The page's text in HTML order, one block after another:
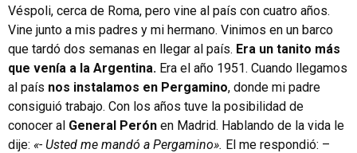
Véspoli, cerca de Roma, pero vine al país con cuatro años.
Vine junto a mis padres y mi hermano. Vinimos en un barco
que tardó dos semanas en llegar al país. Era un tanito más
que venía a la Argentina. Era el año 1951. Cuando llegamos
al país nos instalamos en Pergamino, donde mi padre
consiguió trabajo. Con los años tuve la posibilidad de
conocer al General Perón en Madrid. Hablando de la vida le
dije: «- Usted me mandó a Pergamino». El me respondió: –